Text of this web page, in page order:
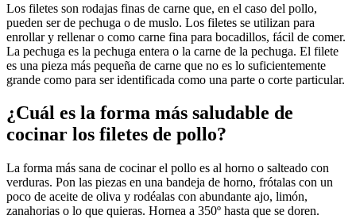
Los filetes son rodajas finas de carne que, en el caso del pollo,
pueden ser de pechuga o de muslo. Los filetes se utilizan para
enrollar y rellenar o como carne fina para bocadillos, fácil de comer.
La pechuga es la pechuga entera o la carne de la pechuga. El filete
es una pieza más pequeña de carne que no es lo suficientemente
grande como para ser identificada como una parte o corte particular.
¿Cuál es la forma más saludable de
cocinar los filetes de pollo?
La forma más sana de cocinar el pollo es al horno o salteado con
verduras. Pon las piezas en una bandeja de horno, frótalas con un
poco de aceite de oliva y rodéalas con abundante ajo, limón,
zanahorias o lo que quieras. Hornea a 350º hasta que se doren.